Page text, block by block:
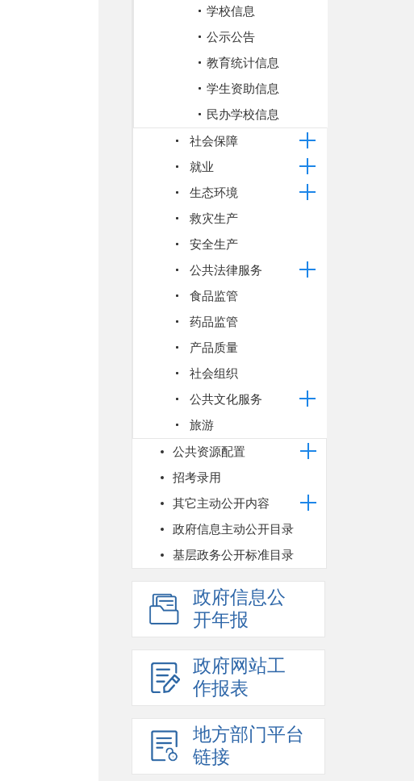
学校信息
公示公告
教育统计信息
学生资助信息
民办学校信息
社会保障
就业
生态环境
救灾生产
安全生产
公共法律服务
食品监管
药品监管
产品质量
社会组织
公共文化服务
旅游
公共资源配置
招考录用
其它主动公开内容
政府信息主动公开目录
基层政务公开标准目录
政府信息公
开年报
政府网站工
作报表
地方部门平台
链接